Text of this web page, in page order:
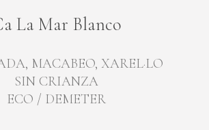
La Mar Blanco
MACABEO, XAREL·LO
SIN CRIANZA
ECO / DEMETER